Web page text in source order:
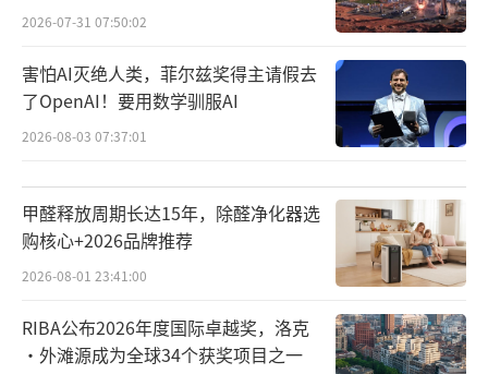
2026-07-31 07:50:02
害怕AI灭绝人类，菲尔兹奖得主请假去
了OpenAI！要用数学驯服AI
2026-08-03 07:37:01
甲醛释放周期长达15年，除醛净化器选
购核心+2026品牌推荐
2026-08-01 23:41:00
RIBA公布2026年度国际卓越奖，洛克
·外滩源成为全球34个获奖项目之一